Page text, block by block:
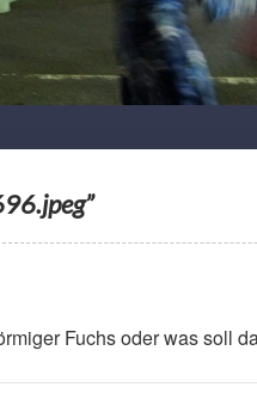
Fuchs oder was soll